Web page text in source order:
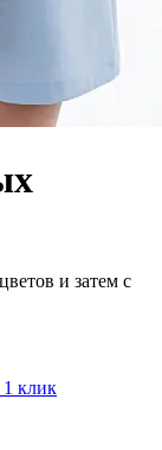
и затем с
клик